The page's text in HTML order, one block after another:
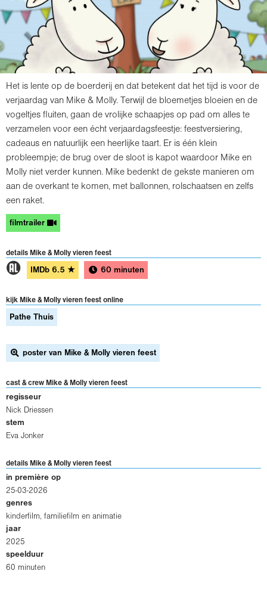
Het is lente op de boerderij en dat betekent dat het tijd is voor de
verjaardag van Mike & Molly. Terwijl de bloemetjes bloeien en de
vogeltjes fluiten, gaan de vrolijke schaapjes op pad om alles te
verzamelen voor een écht verjaardagsfeestje: feestversiering,
cadeaus en natuurlijk een heerlijke taart. Er is één klein
probleempje; de brug over de sloot is kapot waardoor Mike en
Molly niet verder kunnen. Mike bedenkt de gekste manieren om
aan de overkant te komen, met ballonnen, rolschaatsen en zelfs
een raket.
filmtrailer
details Mike & Molly vieren feest
1 IMDb 6.5 ★ 60 minuten
kijk Mike & Molly vieren feest online
Pathe Thuis
poster van Mike & Molly vieren feest
cast & crew Mike & Molly vieren feest
regisseur
Nick Driessen
stem
Eva Jonker
details Mike & Molly vieren feest
in première op
25-03-2026
genres
kinderfilm, familiefilm en animatie
jaar
2025
speelduur
60 minuten